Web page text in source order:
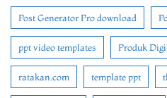
Post Generator Pro download
ppt video templates Produk
ratakan.com template ppt